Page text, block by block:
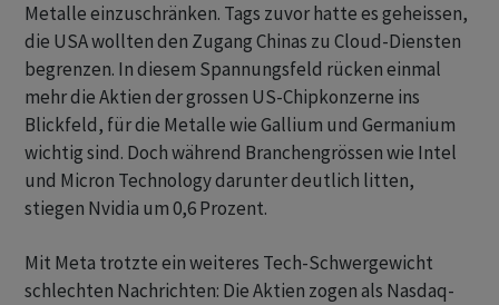
Metalle einzuschränken. Tags zuvor hatte es geheissen,
die USA wollten den Zugang Chinas zu Cloud-Diensten
begrenzen. In diesem Spannungsfeld rücken einmal
mehr die Aktien der grossen US-Chipkonzerne ins
Blickfeld, für die Metalle wie Gallium und Germanium
wichtig sind. Doch während Branchengrössen wie Intel
und Micron Technology darunter deutlich litten,
stiegen Nvidia um 0,6 Prozent.
Mit Meta trotzte ein weiteres Tech-Schwergewicht
schlechten Nachrichten: Die Aktien zogen als Nasdaq-